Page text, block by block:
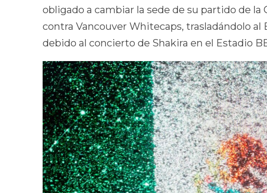
obligado a cambiar la sede de su partido de la
contra Vancouver Whitecaps, trasladándolo al
debido al concierto de Shakira en el Estadio